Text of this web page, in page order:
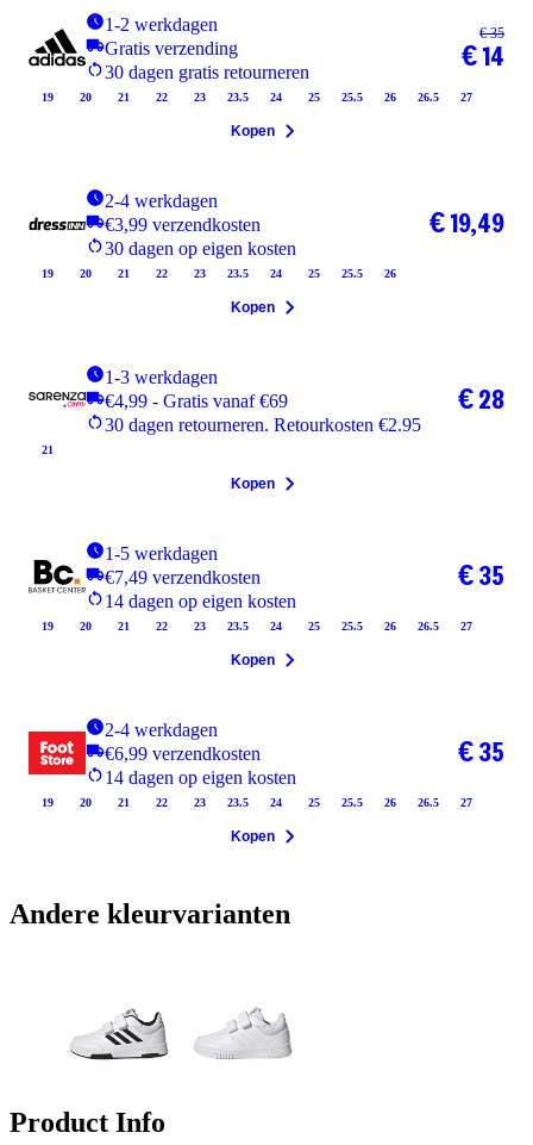
1-2 werkdagen
Gratis verzending
30 dagen gratis retourneren
19 20 21 22 23 23.5 24 25 25.5 26 26.5 27
€ 35
€ 14
Kopen
2-4 werkdagen
€3,99 verzendkosten
30 dagen op eigen kosten
19 20 21 22 23 23.5 24 25 25.5 26
€ 19,49
Kopen
1-3 werkdagen
€4,99 - Gratis vanaf €69
30 dagen retourneren. Retourkosten €2.95
21
€ 28
Kopen
1-5 werkdagen
€7,49 verzendkosten
14 dagen op eigen kosten
19 20 21 22 23 23.5 24 25 25.5 26 26.5 27
€ 35
Kopen
2-4 werkdagen
€6,99 verzendkosten
14 dagen op eigen kosten
19 20 21 22 23 23.5 24 25 25.5 26 26.5 27
€ 35
Kopen
Andere kleurvarianten
Product Info